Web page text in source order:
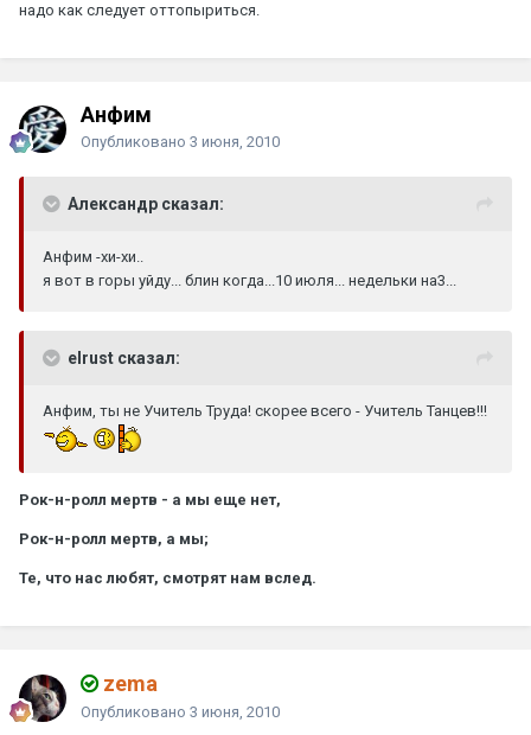
надо как следует оттопыриться.
Анфим
Опубликовано 3 июня, 2010
Александр сказал:
Анфим -хи-хи..
я вот в горы уйду... блин когда...10 июля... недельки на3...
elrust сказал:
Анфим, ты не Учитель Труда! скорее всего - Учитель Танцев!!!
Рок-н-ролл мертв - а мы еще нет,
Рок-н-ролл мертв, а мы;
Те, что нас любят, смотрят нам вслед.
zema
Опубликовано 3 июня, 2010